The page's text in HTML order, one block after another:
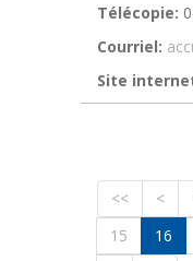
Télécopie:
Courriel:
Site
<< <
15
16